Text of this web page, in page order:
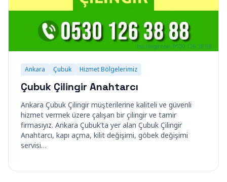
Ankara Çubuk Hizmet Bölgelerimiz
Çubuk Çilingir Anahtarcı
Ankara Çubuk Çilingir müşterilerine kaliteli ve güvenli
hizmet vermek üzere çalışan bir çilingir ve tamir
firmasıyız. Ankara Çubuk’ta yer alan Çubuk Çilingir
Anahtarcı, kapı açma, kilit değişimi, göbek değişimi
servisi…